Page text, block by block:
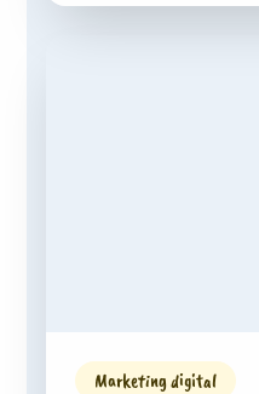
Marketing digital